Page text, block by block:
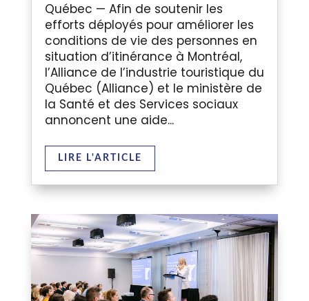
Québec — Afin de soutenir les
efforts déployés pour améliorer les
conditions de vie des personnes en
situation d’itinérance à Montréal,
l’Alliance de l’industrie touristique du
Québec (Alliance) et le ministère de
la Santé et des Services sociaux
annoncent une aide...
LIRE L'ARTICLE